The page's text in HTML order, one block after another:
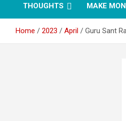
THOUGHTS MAKE
Home 2023 April Guru Sant